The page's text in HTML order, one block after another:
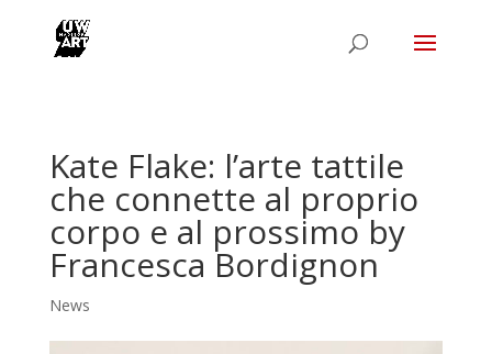
Kate Flake: l’arte tattile
che connette al proprio
corpo e al prossimo by
Francesca Bordignon
News